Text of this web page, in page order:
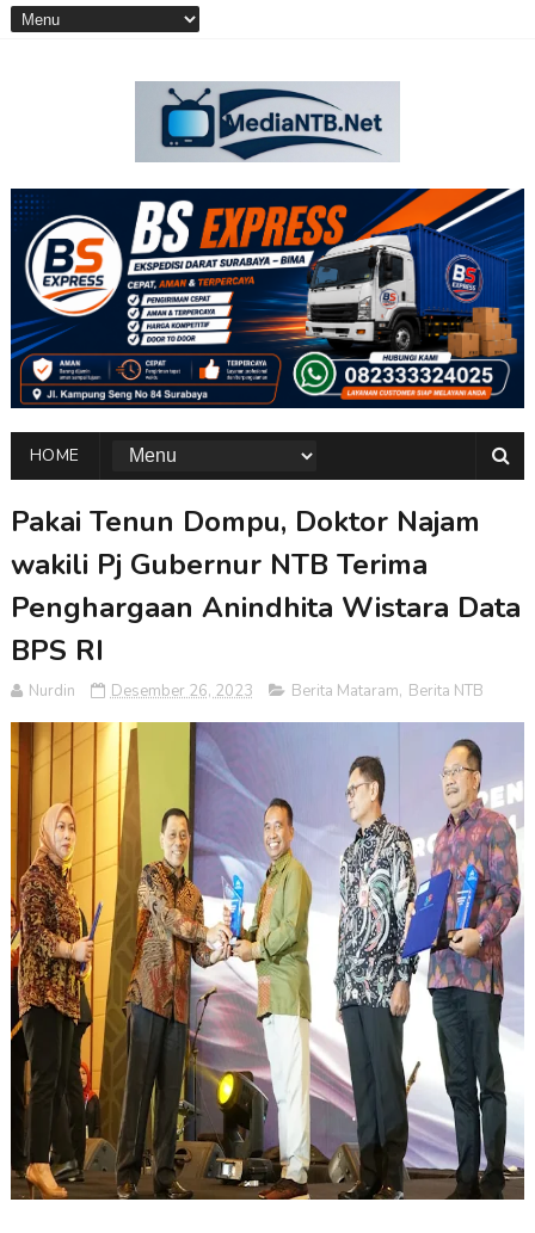
HOME
Pakai Tenun Dompu, Doktor Najam
wakili Pj Gubernur NTB Terima
Penghargaan Anindhita Wistara Data
BPS RI
Nurdin Desember 26, 2023 Berita Mataram, Berita NTB